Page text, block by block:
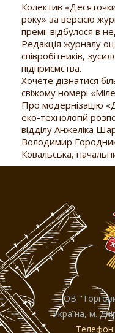
Колектив
року» за версією
премії відбулося в
Редакція журналу
співробітників,
підприємства.
Хочете дізнатися
свіжому номері
Про модернізацію
еко-технологій
відділу Анжеліка
Володимир
Ковальська,
ТОВ
Україна, м.
Телефон: